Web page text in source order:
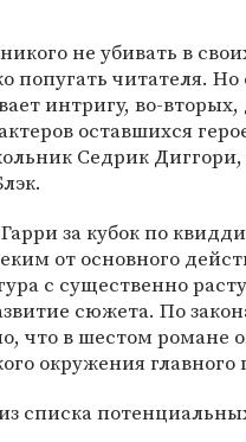
не убивать в
попугать читателя. Но
интригу, во-вторых,
оставшихся
Седрик Диггори,
за кубок по
от основного
с существенно
сюжета. По
что в шестом романе
окружения главного
списка